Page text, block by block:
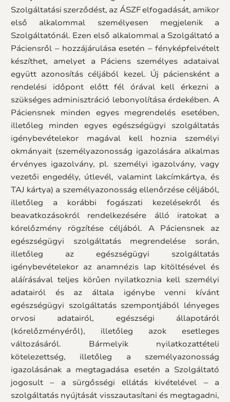
Szolgáltatási szerződést, az ÁSZF elfogadását, amikor
első alkalommal személyesen megjelenik a
Szolgáltatónál. Ezen első alkalommal a Szolgáltató a
Páciensről – hozzájárulása esetén – fényképfelvételt
készíthet, amelyet a Páciens személyes adataival
együtt azonosítás céljából kezel. Új páciensként a
rendelési időpont előtt fél órával kell érkezni a
szükséges adminisztráció lebonyolítása érdekében. A
Páciensnek minden egyes megrendelés esetében,
illetőleg minden egyes egészségügyi szolgáltatás
igénybevételekor magával kell hoznia személyi
okmányait (személyazonosság igazolására alkalmas
érvényes igazolvány, pl. személyi igazolvány, vagy
vezetői engedély, útlevél, valamint lakcímkártya, és
TAJ kártya) a személyazonosság ellenőrzése céljából,
illetőleg a korábbi fogászati kezelésekről és
beavatkozásokról rendelkezésére álló iratokat a
kórelőzmény rögzítése céljából. A Páciensnek az
egészségügyi szolgáltatás megrendelése során,
illetőleg az egészségügyi szolgáltatás
igénybevételekor az anamnézis lap kitöltésével és
aláírásával teljes körűen nyilatkoznia kell személyi
adatairól és az általa igénybe venni kívánt
egészségügyi szolgáltatás szempontjából lényeges
orvosi adatairól, egészségi állapotáról
(kórelőzményéről), illetőleg azok esetleges
változásáról. Bármelyik nyilatkozattételi
kötelezettség, illetőleg a személyazonosság
igazolásának a megtagadása esetén a Szolgáltató
jogosult – a sürgősségi ellátás kivételével – a
szolgáltatás nyújtását visszautasítani és megtagadni,